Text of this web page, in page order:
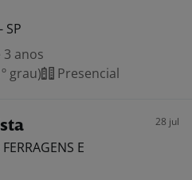
SP
3 anos
grau)
Presencial
28 jul
E